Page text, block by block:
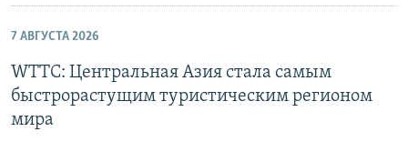
7 АВГУСТА 2026
WTTC: Центральная Азия стала самым
быстрорастущим туристическим регионом
мира